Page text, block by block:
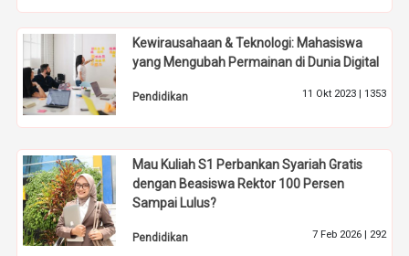
Kewirausahaan & Teknologi: Mahasiswa
yang Mengubah Permainan di Dunia Digital
Pendidikan 11 Okt 2023 | 1353
Mau Kuliah S1 Perbankan Syariah Gratis
dengan Beasiswa Rektor 100 Persen
Sampai Lulus?
Pendidikan 7 Feb 2026 | 292